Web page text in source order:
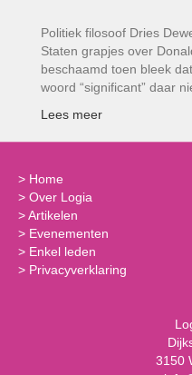
Politiek filosoof Dries
Staten grapjes over
beschaamd toen bleek
woord “significant” daar
Lees meer
> Home
> Over Logia
>Artikelen
> Evenementen
> Enkel leden
> Privacyverklaring
3150